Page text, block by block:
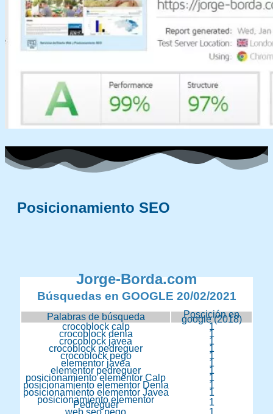
Posicionamiento SEO
Jorge-Borda.com
Búsquedas en GOOGLE 20/02/2021
Palabras de búsqueda Poscición en
google (2018)
crocoblock calp 1
crocoblock denia 1
crocoblock javea 1
crocoblock pedreguer 1
crocoblock pego 1
elementor javea 1
elementor pedreguer 1
posicionamiento elementor Calp 1
posicionamiento elementor Denia 1
posicionamiento elementor Javea 1
posicionamiento elementor
Pedreguer
1
web seo pego
1